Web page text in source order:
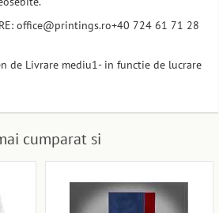
office@printings.ro+40 724 61 71 28
de Livrare mediu1- in functie de lucrare
cumparat si